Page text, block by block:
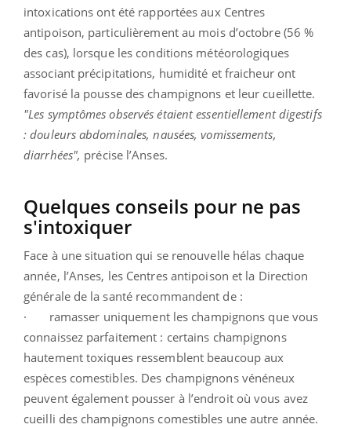
intoxications ont été rapportées aux Centres
antipoison, particulièrement au mois d’octobre (56 %
des cas), lorsque les conditions météorologiques
associant précipitations, humidité et fraicheur ont
favorisé la pousse des champignons et leur cueillette.
"Les symptômes observés étaient essentiellement digestifs
: douleurs abdominales, nausées, vomissements,
diarrhées", précise l’Anses.
Quelques conseils pour ne pas
s'intoxiquer
Face à une situation qui se renouvelle hélas chaque
année, l’Anses, les Centres antipoison et la Direction
générale de la santé recommandent de :
· ramasser uniquement les champignons que vous
connaissez parfaitement : certains champignons
hautement toxiques ressemblent beaucoup aux
espèces comestibles. Des champignons vénéneux
peuvent également pousser à l’endroit où vous avez
cueilli des champignons comestibles une autre année.